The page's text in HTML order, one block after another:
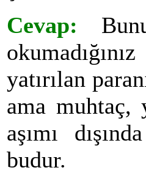
Cevap:
yatırılan
ama muhtaç,
aşımı
budur.